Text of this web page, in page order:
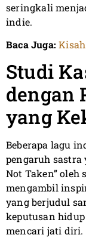
seringkali
indie.
Baca Juga:
Studi
dengan
yang
Beberapa lagu
pengaruh sastra
Not Taken”
mengambil
yang berjudul
keputusan
mencari jati diri.